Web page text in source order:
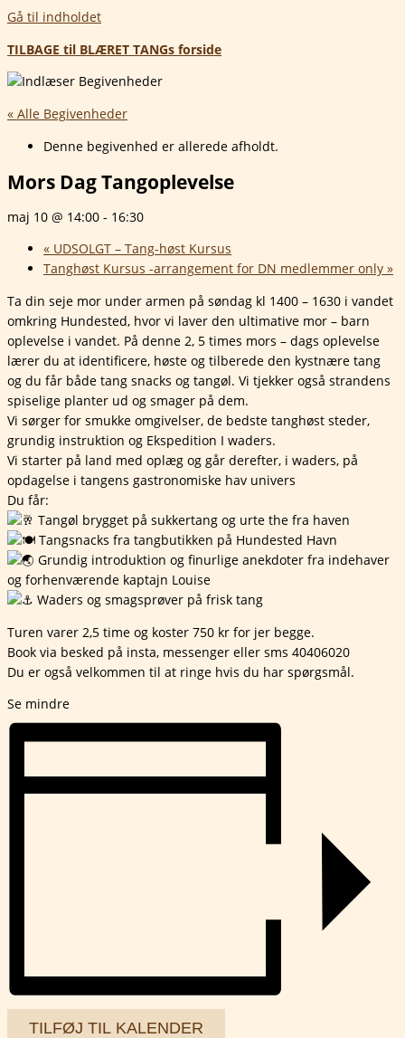
Gå til indholdet
TILBAGE til BLÆRET TANGs forside
« Alle Begivenheder
Denne begivenhed er allerede afholdt.
Mors Dag Tangoplevelse
maj 10 @ 14:00 - 16:30
« UDSOLGT – Tang-høst Kursus
Tanghøst Kursus -arrangement for DN medlemmer only »
Ta din seje mor under armen på søndag kl 1400 – 1630 i vandet
omkring Hundested, hvor vi laver den ultimative mor – barn
oplevelse i vandet. På denne 2, 5 times mors – dags oplevelse
lærer du at identificere, høste og tilberede den kystnære tang
og du får både tang snacks og tangøl. Vi tjekker også strandens
spiselige planter ud og smager på dem.
Vi sørger for smukke omgivelser, de bedste tanghøst steder,
grundig instruktion og Ekspedition I waders.
Vi starter på land med oplæg og går derefter, i waders, på
opdagelse i tangens gastronomiske hav univers
Du får:
Tangøl brygget på sukkertang og urte the fra haven
Tangsnacks fra tangbutikken på Hundested Havn
Grundig introduktion og finurlige anekdoter fra indehaver
og forhenværende kaptajn Louise
Waders og smagsprøver på frisk tang
Turen varer 2,5 time og koster 750 kr for jer begge.
Book via besked på insta, messenger eller sms 40406020
Du er også velkommen til at ringe hvis du har spørgsmål.
Se mindre
TILFØJ TIL KALENDER